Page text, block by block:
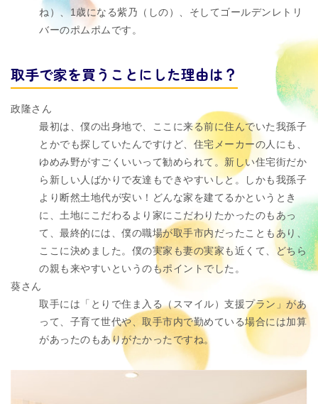
ね）、1歳になる紫乃（しの）、そしてゴールデンレトリ
バーのポムポムです。
取手で家を買うことにした理由は？
政隆さん
最初は、僕の出身地で、ここに来る前に住んでいた我孫子
とかでも探していたんですけど、住宅メーカーの人にも、
ゆめみ野がすごくいいって勧められて。新しい住宅街だか
ら新しい人ばかりで友達もできやすいしと。しかも我孫子
より断然土地代が安い！どんな家を建てるかというとき
に、土地にこだわるより家にこだわりたかったのもあっ
て、最終的には、僕の職場が取手市内だったこともあり、
ここに決めました。僕の実家も妻の実家も近くて、どちら
の親も来やすいというのもポイントでした。
葵さん
取手には「とりで住ま入る（スマイル）支援プラン」があ
って、子育て世代や、取手市内で勤めている場合には加算
があったのもありがたかったですね。